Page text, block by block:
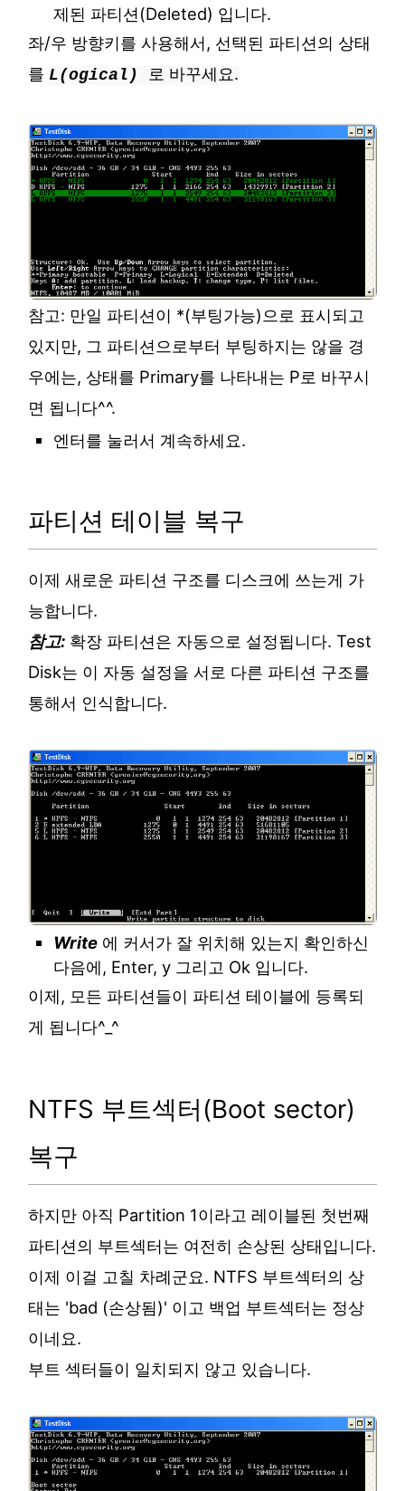
제된 파티션(Deleted) 입니다.
좌/우 방향키를 사용해서, 선택된 파티션의 상태
를 L(ogical) 로 바꾸세요.
참고: 만일 파티션이 *(부팅가능)으로 표시되고
있지만, 그 파티션으로부터 부팅하지는 않을 경
우에는, 상태를 Primary를 나타내는 P로 바꾸시
면 됩니다^^.
엔터를 눌러서 계속하세요.
파티션 테이블 복구
이제 새로운 파티션 구조를 디스크에 쓰는게 가
능합니다.
참고: 확장 파티션은 자동으로 설정됩니다. Test
Disk는 이 자동 설정을 서로 다른 파티션 구조를
통해서 인식합니다.
Write에 커서가 잘 위치해 있는지 확인하신
다음에, Enter, y 그리고 Ok 입니다.
이제, 모든 파티션들이 파티션 테이블에 등록되
게 됩니다^_^
NTFS 부트섹터(Boot sector)
복구
하지만 아직 Partition 1이라고 레이블된 첫번째
파티션의 부트섹터는 여전히 손상된 상태입니다.
이제 이걸 고칠 차례군요. NTFS 부트섹터의 상
태는 'bad (손상됨)' 이고 백업 부트섹터는 정상
이네요.
부트 섹터들이 일치되지 않고 있습니다.